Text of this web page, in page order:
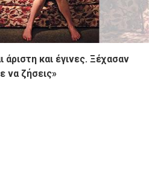
άριστη και έγινες. Ξέχασαν
να ζήσεις»